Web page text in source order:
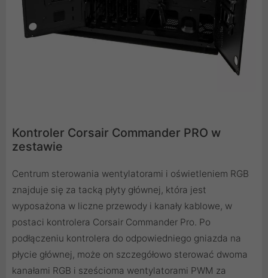
Kontroler Corsair Commander PRO w
zestawie
Centrum sterowania wentylatorami i oświetleniem RGB
znajduje się za tacką płyty głównej, która jest
wyposażona w liczne przewody i kanały kablowe, w
postaci kontrolera Corsair Commander Pro. Po
podłączeniu kontrolera do odpowiedniego gniazda na
płycie głównej, może on szczegółowo sterować dwoma
kanałami RGB i sześcioma wentylatorami PWM za